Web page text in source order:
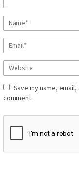
Save my name,
comment.